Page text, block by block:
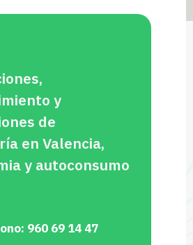
y
de
en Valencia,
y autoconsumo
960 69 14 47